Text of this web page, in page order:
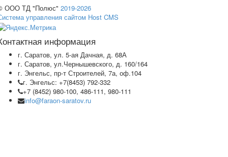
ООО ТД "Полюс" 2019-2026
управления сайтом Host CMS
информация
г. Саратов, ул. 5-ая Дачная, д. 68А
г. Саратов, ул.Чернышевского, д. 160/164
г. Энгельс, пр-т Строителей, 7а, оф.104
г. Энгельс: +7(8453) 792-332
+7 (8452) 980-100, 486-111, 980-111
info@faraon-saratov.ru